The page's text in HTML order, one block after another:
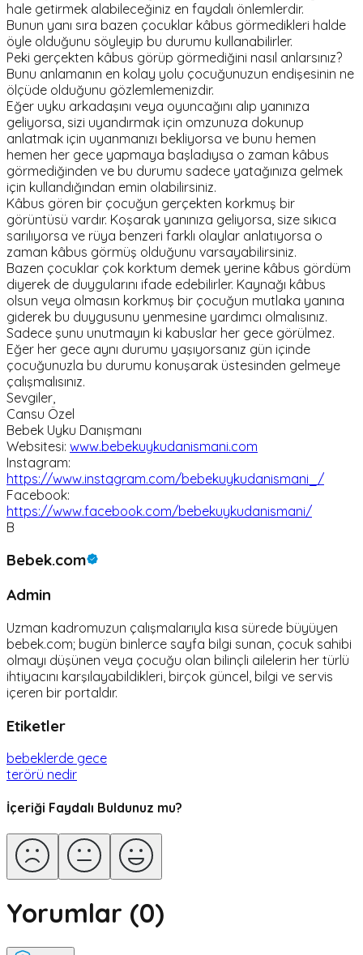
hale getirmek alabileceğiniz en faydalı önlemlerdir.
Bunun yanı sıra bazen çocuklar kâbus görmedikleri halde
öyle olduğunu söyleyip bu durumu kullanabilirler.
Peki gerçekten kâbus görüp görmediğini nasıl anlarsınız?
Bunu anlamanın en kolay yolu çocuğunuzun endişesinin ne
ölçüde olduğunu gözlemlemenizdir.
Eğer uyku arkadaşını veya oyuncağını alıp yanınıza
geliyorsa, sizi uyandırmak için omzunuza dokunup
anlatmak için uyanmanızı bekliyorsa ve bunu hemen
hemen her gece yapmaya başladıysa o zaman kâbus
görmediğinden ve bu durumu sadece yatağınıza gelmek
için kullandığından emin olabilirsiniz.
Kâbus gören bir çocuğun gerçekten korkmuş bir
görüntüsü vardır. Koşarak yanınıza geliyorsa, size sıkıca
sarılıyorsa ve rüya benzeri farklı olaylar anlatıyorsa o
zaman kâbus görmüş olduğunu varsayabilirsiniz.
Bazen çocuklar çok korktum demek yerine kâbus gördüm
diyerek de duygularını ifade edebilirler. Kaynağı kâbus
olsun veya olmasın korkmuş bir çocuğun mutlaka yanına
giderek bu duygusunu yenmesine yardımcı olmalısınız.
Sadece şunu unutmayın ki kabuslar her gece görülmez.
Eğer her gece aynı durumu yaşıyorsanız gün içinde
çocuğunuzla bu durumu konuşarak üstesinden gelmeye
çalışmalısınız.
Sevgiler,
Cansu Özel
Bebek Uyku Danışmanı
Websitesi: www.bebekuykudanismani.com
Instagram:
https://www.instagram.com/bebekuykudanismani_/
Facebook:
https://www.facebook.com/bebekuykudanismani/
B
Bebek.com
Admin
Uzman kadromuzun çalışmalarıyla kısa sürede büyüyen
bebek.com; bugün binlerce sayfa bilgi sunan, çocuk sahibi
olmayı düşünen veya çocuğu olan bilinçli ailelerin her türlü
ihtiyacını karşılayabildikleri, birçok güncel, bilgi ve servis
içeren bir portaldır.
Etiketler
bebeklerde gece
terörü nedir
İçeriği Faydalı Buldunuz mu?
Yorumlar (0)